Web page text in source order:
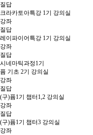
질답
크라카토아특강 1기 강의실
강좌
질답
레이파이어특강 1기 강의실
강좌
질답
시네마틱과정1기
퓸 기초 2기 강의실
강좌
질답
(구)퓸1기 챕터1,2 강의실
강좌
질답
(구)퓸1기 챕터3 강의실
강좌